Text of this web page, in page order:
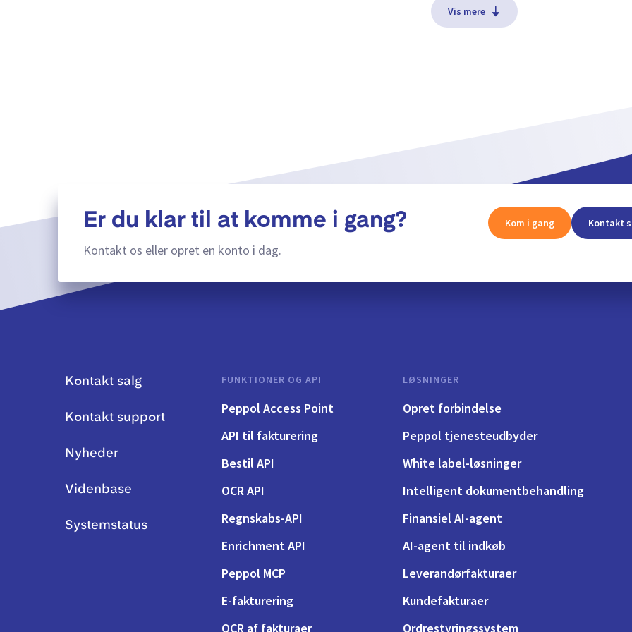
Vis mere
Er du klar til at komme i gang?
Kontakt os eller opret en konto i dag.
Kom i gang Kontakt
Kontakt salg
Kontakt support
Nyheder
Videnbase
Systemstatus
FUNKTIONER OG API
Peppol Access Point
API til fakturering
Bestil API
OCR API
Regnskabs-API
Enrichment API
Peppol MCP
E-fakturering
OCR af fakturaer
LØSNINGER
Opret forbindelse
Peppol tjenesteudbyder
White label-løsninger
Intelligent dokumentbehandling
Finansiel AI-agent
AI-agent til indkøb
Leverandørfakturaer
Kundefakturaer
Ordrestyringssystem